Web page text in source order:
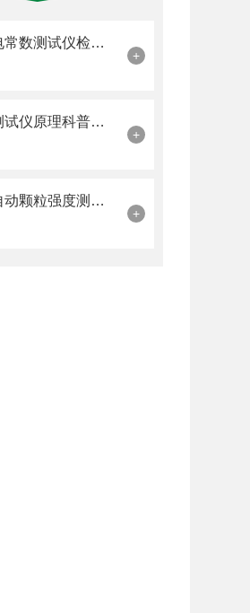
优云谱介电常数测试仪检测技术与应用体系介绍
+
介电常数测试仪原理科普一文讲清
+
优云谱全自动颗粒强度测定仪原理与应用分享
+